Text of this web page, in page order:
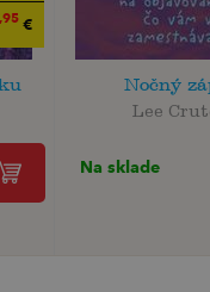
,95€
Nočný
Lee
Na sklade